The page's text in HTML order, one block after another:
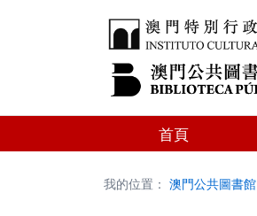
首頁
我的位置： 澳門公共圖書館